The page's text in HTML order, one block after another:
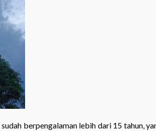
sudah berpengalaman lebih dari 15 tahun,